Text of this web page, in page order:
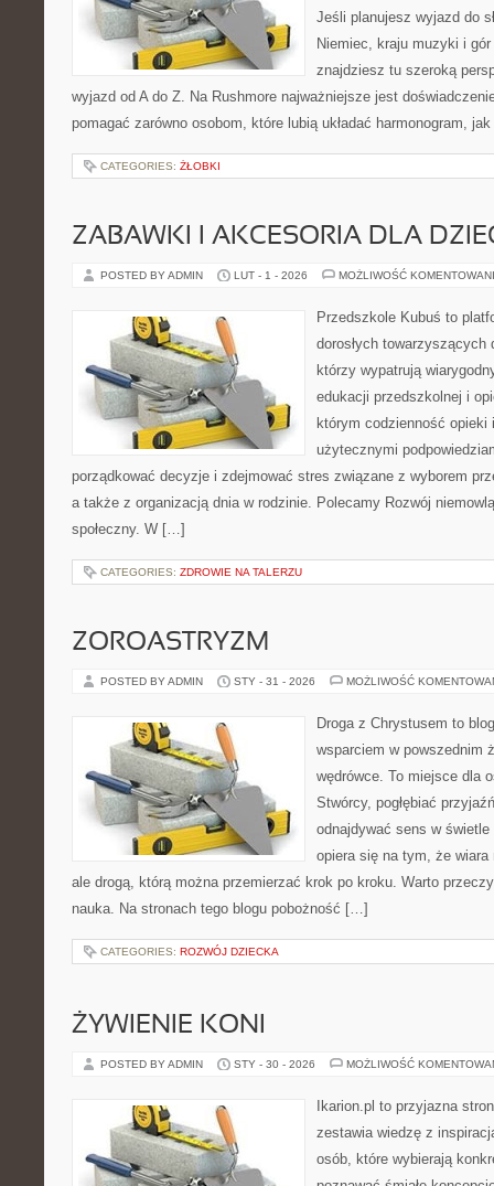
Jeśli planujesz wyjazd do
Niemiec, kraju muzyki i
znajdziesz tu szeroką
wyjazd od A do Z. Na Rushmore najważniejsze jest
pomagać zarówno osobom, które lubią układać harmonogram,
CATEGORIES: ŻŁOBKI
ZABAWKI I AKCESORIA DLA
POSTED BY ADMIN LUT - 1 - 2026 MOŻLIWOŚĆ
Przedszkole Kubuś to
dorosłych
którzy wypatrują
edukacji przedszkolnej i
którym codzienność
użytecznymi
porządkować decyzje i zdejmować stres związane z wyborem
a także z organizacją dnia w rodzinie. Polecamy Rozwój
społeczny. W […]
CATEGORIES: ZDROWIE NA TALERZU
ZOROASTRYZM
POSTED BY ADMIN STY - 31 - 2026 MOŻLIWOŚĆ
Droga z Chrystusem to
wsparciem w powszednim
wędrówce. To miejsce dla
Stwórcy, pogłębiać
odnajdywać sens w świetle
opiera się na tym, że
ale drogą, którą można przemierzać krok po kroku. Warto
nauka. Na stronach tego blogu pobożność […]
CATEGORIES: ROZWÓJ DZIECKA
ŻYWIENIE KONI
POSTED BY ADMIN STY - 30 - 2026 MOŻLIWOŚĆ
Ikarion.pl to przyjazna
zestawia wiedzę z
osób, które wybierają